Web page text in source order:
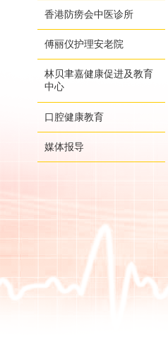
香港防痨会中医诊所
傅丽仪护理安老院
林贝聿嘉健康促进及教育
中心
口腔健康教育
媒体报导